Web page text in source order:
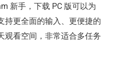
新手，下载 PC 版可以为
持更全面的输入、更便捷的
观看空间，非常适合多任务